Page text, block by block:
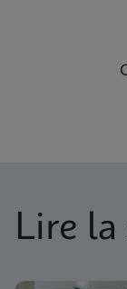
Lire la